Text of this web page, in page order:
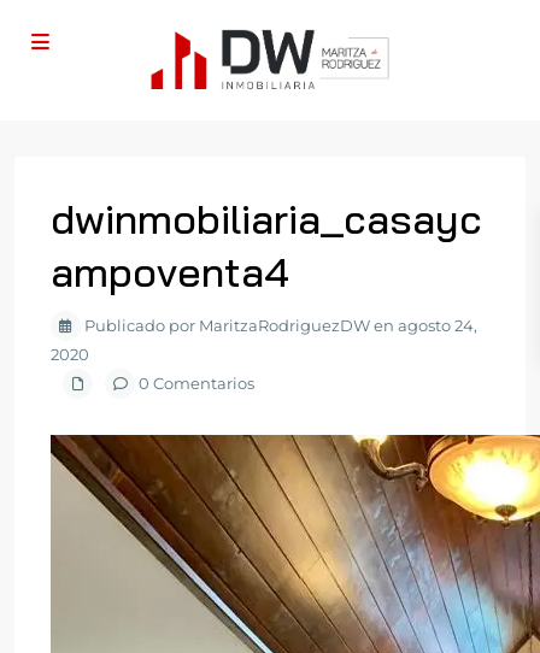
dwinmobiliaria_casayc
ampoventa4
Publicado por MaritzaRodriguezDW en agosto 24,
2020
0 Comentarios